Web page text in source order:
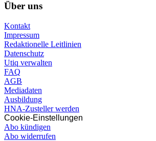
Über uns
Kontakt
Impressum
Redaktionelle Leitlinien
Datenschutz
Utiq verwalten
FAQ
AGB
Mediadaten
Ausbildung
HNA-Zusteller werden
Cookie-Einstellungen
Abo kündigen
Abo widerrufen